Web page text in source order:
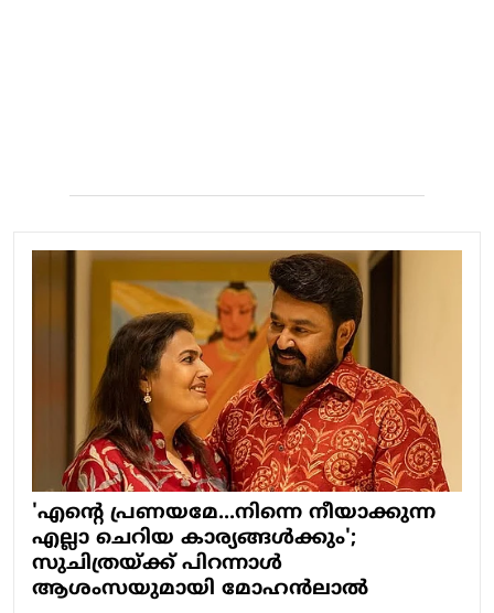
'എന്റെ പ്രണയമേ...നിന്നെ നീയാക്കുന്ന
എല്ലാ ചെറിയ കാര്യങ്ങൾക്കും';
സുചിത്രയ്ക്ക് പിറന്നാൾ
ആശംസയുമായി മോഹൻലാൽ